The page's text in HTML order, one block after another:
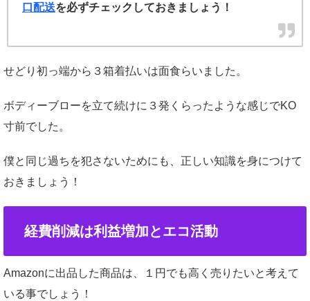
口配送を必ずチェックしておきましょう！
せどり初っ端から３箱着払いは面食らいました。
ボディーブローを立て続けに３発くらったような感じでKO
寸前でした。
僕と同じ過ちを犯さないためにも、正しい知識を身につけて
おきましょう！
経費削減は利益増加とエコ活動
Amazonに出品した商品は、１円でも高く売りたいと考えて
いる事でしょう！